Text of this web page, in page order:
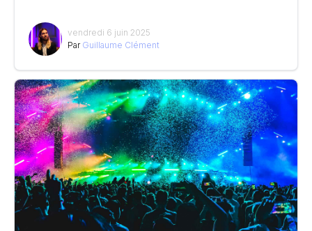
vendredi 6 juin 2025
Par Guillaume Clément